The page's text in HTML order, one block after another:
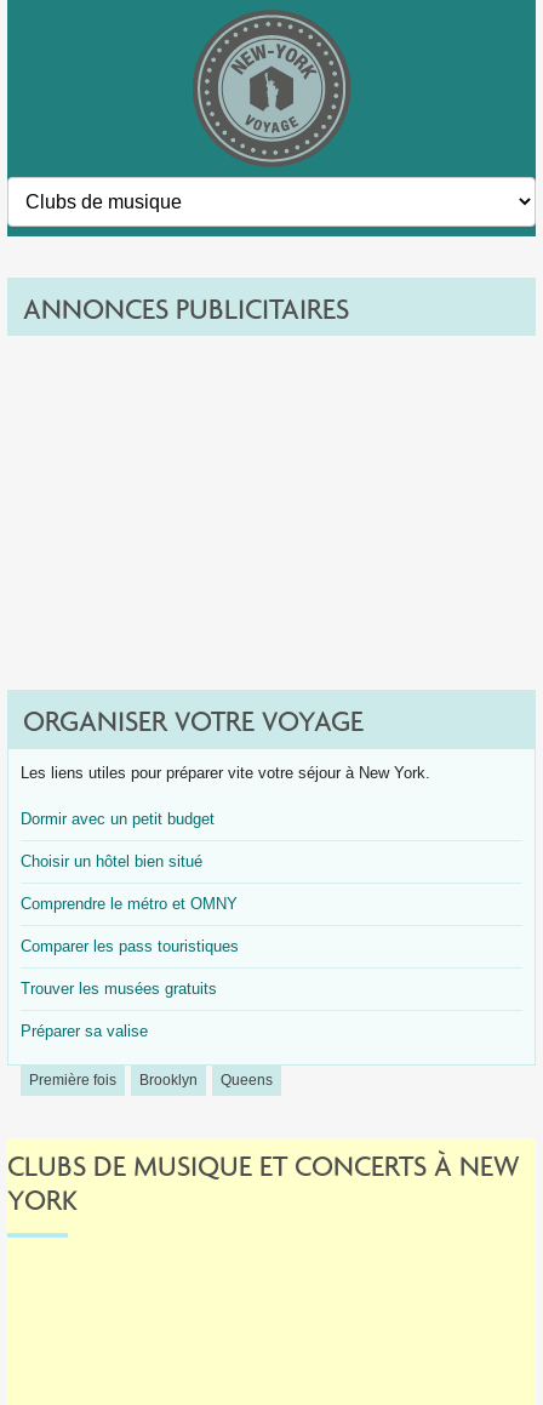
ANNONCES PUBLICITAIRES
ORGANISER VOTRE VOYAGE
Les liens utiles pour préparer vite votre séjour à New York.
Dormir avec un petit budget
Choisir un hôtel bien situé
Comprendre le métro et OMNY
Comparer les pass touristiques
Trouver les musées gratuits
Préparer sa valise
Première fois Brooklyn Queens
CLUBS DE MUSIQUE ET CONCERTS À NEW
YORK